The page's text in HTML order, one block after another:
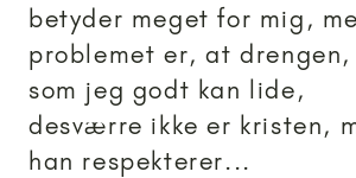
betyder meget for mig,
problemet er, at drengen,
som jeg godt kan lide,
desværre ikke er kristen,
han respekterer...